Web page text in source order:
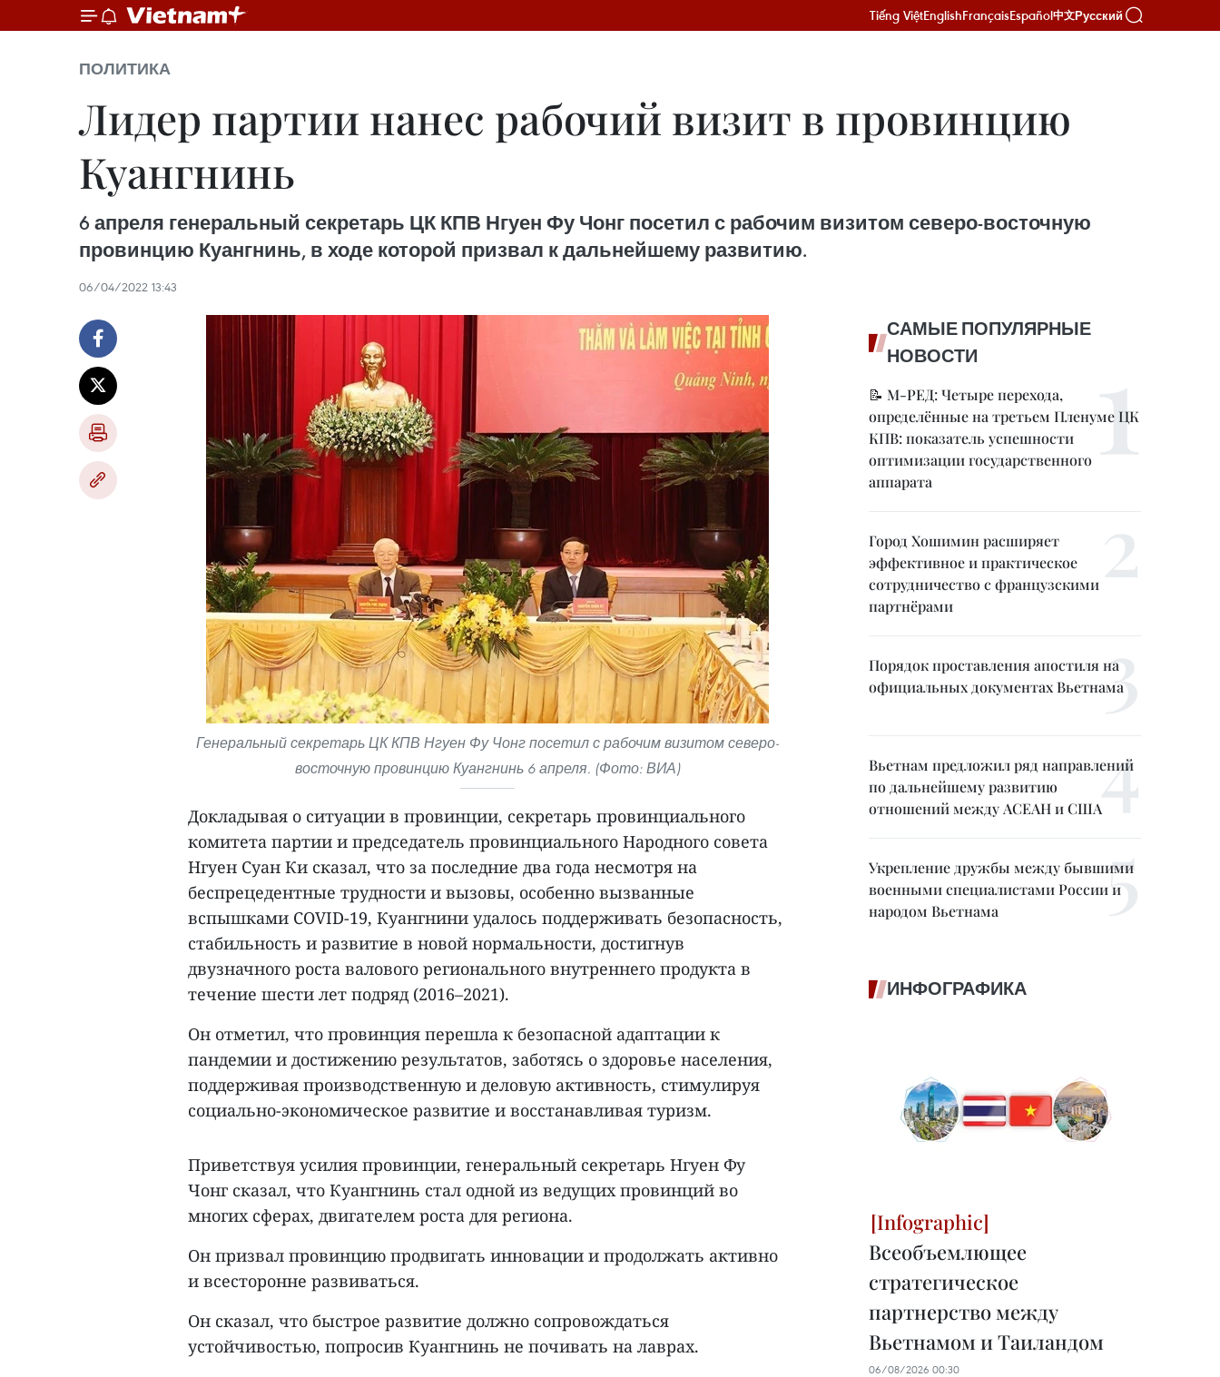
Tiếng ViệtEnglishFrançaisEspañol中文Русский
ПОЛИТИКА
Лидер партии нанес рабочий визит в провинцию
Куангнинь
6 апреля генеральный секретарь ЦК КПВ Нгуен Фу Чонг посетил с рабочим визитом северо-восточную
провинцию Куангнинь, в ходе которой призвал к дальнейшему развитию.
06/04/2022 13:43
Генеральный секретарь ЦК КПВ Нгуен Фу Чонг посетил с рабочим визитом северо-
восточную провинцию Куангнинь 6 апреля. (Фото: ВИА)
Докладывая о ситуации в провинции, секретарь провинциального
комитета партии и председатель провинциального Народного совета
Нгуен Суан Ки сказал, что за последние два года несмотря на
беспрецедентные трудности и вызовы, особенно вызванные
вспышками COVID-19, Куангнини удалось поддерживать безопасность,
стабильность и развитие в новой нормальности, достигнув
двузначного роста валового регионального внутреннего продукта в
течение шести лет подряд (2016–2021).
Он отметил, что провинция перешла к безопасной адаптации к
пандемии и достижению результатов, заботясь о здоровье населения,
поддерживая производственную и деловую активность, стимулируя
социально-экономическое развитие и восстанавливая туризм.
Приветствуя усилия провинции, генеральный секретарь Нгуен Фу
Чонг сказал, что Куангнинь стал одной из ведущих провинций во
многих сферах, двигателем роста для региона.
Он призвал провинцию продвигать инновации и продолжать активно
и всесторонне развиваться.
Он сказал, что быстрое развитие должно сопровождаться
устойчивостью, попросив Куангнинь не почивать на лаврах.
САМЫЕ ПОПУЛЯРНЫЕ
НОВОСТИ
📝 М-РЕД: Четыре перехода,
определённые на третьем Пленуме ЦК
КПВ: показатель успешности
оптимизации государственного
аппарата
Город Хошимин расширяет
эффективное и практическое
сотрудничество с французскими
партнёрами
Порядок проставления апостиля на
официальных документах Вьетнама
Вьетнам предложил ряд направлений
по дальнейшему развитию
отношений между АСЕАН и США
Укрепление дружбы между бывшими
военными специалистами России и
народом Вьетнама
ИНФОГРАФИКА
Всеобъемлющее
стратегическое
партнерство между
Вьетнамом и Таиландом
06/08/2026 00:30